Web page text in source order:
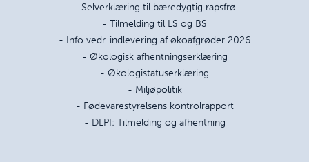
- Selverklæring til bæredygtig rapsfrø
- Tilmelding til LS og BS
- Info vedr. indlevering af økoafgrøder 2026
- Økologisk afhentningserklæring
- Økologistatuserklæring
- Miljøpolitik
- Fødevarestyrelsens kontrolrapport
- DLPI: Tilmelding og afhentning